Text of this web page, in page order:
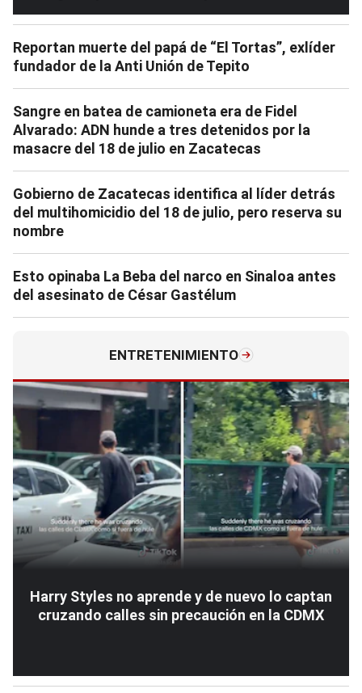
Reportan muerte del papá de “El Tortas”, exlíder
fundador de la Anti Unión de Tepito
Sangre en batea de camioneta era de Fidel
Alvarado: ADN hunde a tres detenidos por la
masacre del 18 de julio en Zacatecas
Gobierno de Zacatecas identifica al líder detrás
del multihomicidio del 18 de julio, pero reserva su
nombre
Esto opinaba La Beba del narco en Sinaloa antes
del asesinato de César Gastélum
ENTRETENIMIENTO
Harry Styles no aprende y de nuevo lo captan
cruzando calles sin precaución en la CDMX